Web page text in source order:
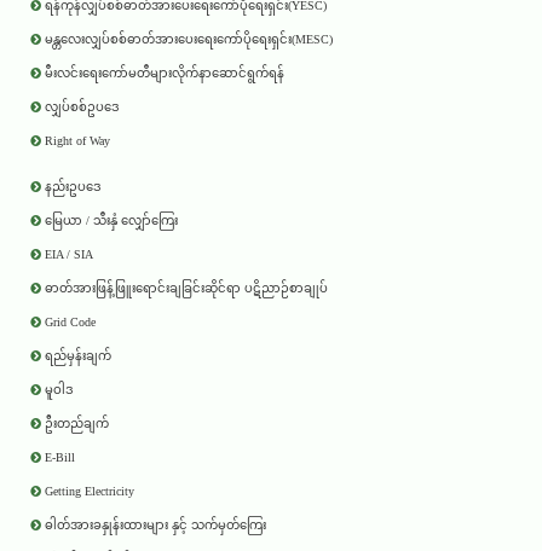
ရန်ကုန်လျှပ်စစ်ဓာတ်အားပေးရေးကော်ပိုရေးရှင်း(YESC)
မန္တလေးလျှပ်စစ်ဓာတ်အားပေးရေးကော်ပိုရေးရှင်း(MESC)
မီးလင်းရေးကော်မတီများလိုက်နာဆောင်ရွက်ရန်
လျှပ်စစ်ဥပဒေ
Right of Way
နည်းဥပဒေ
မြေယာ / သီးနှံ လျှော်ကြေး
EIA / SIA
ဓာတ်အားဖြန့်ဖြူးရောင်းချခြင်းဆိုင်ရာ ပဋိညာဉ်စာချုပ်
Grid Code
ရည်မှန်းချက်
မူဝါဒ
ဦးတည်ချက်
E-Bill
Getting Electricity
ဓါတ်အားခနှုန်းထားများ နှင့် သက်မှတ်ကြေး